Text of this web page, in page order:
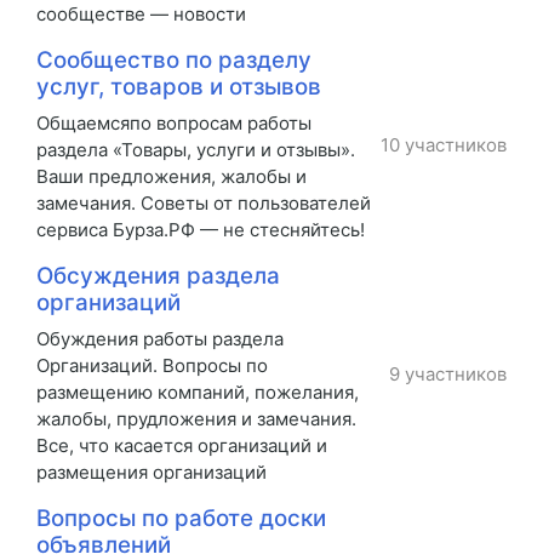
сообществе — новости
Сообщество по разделу
услуг, товаров и отзывов
Общаемсяпо вопросам работы
раздела «Товары, услуги и отзывы».
Ваши предложения, жалобы и
замечания. Советы от пользователей
сервиса Бурза.РФ — не стесняйтесь!
10 участников
Обсуждения раздела
организаций
Обуждения работы раздела
Организаций. Вопросы по
размещению компаний, пожелания,
жалобы, прудложения и замечания.
Все, что касается организаций и
размещения организаций
9 участников
Вопросы по работе доски
объявлений